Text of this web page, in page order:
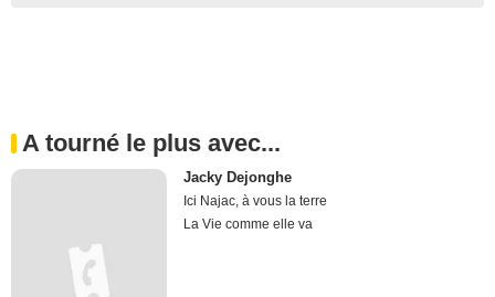
A tourné le plus avec...
Jacky Dejonghe
Ici Najac, à vous la terre
La Vie comme elle va